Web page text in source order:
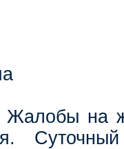
Жалобы на